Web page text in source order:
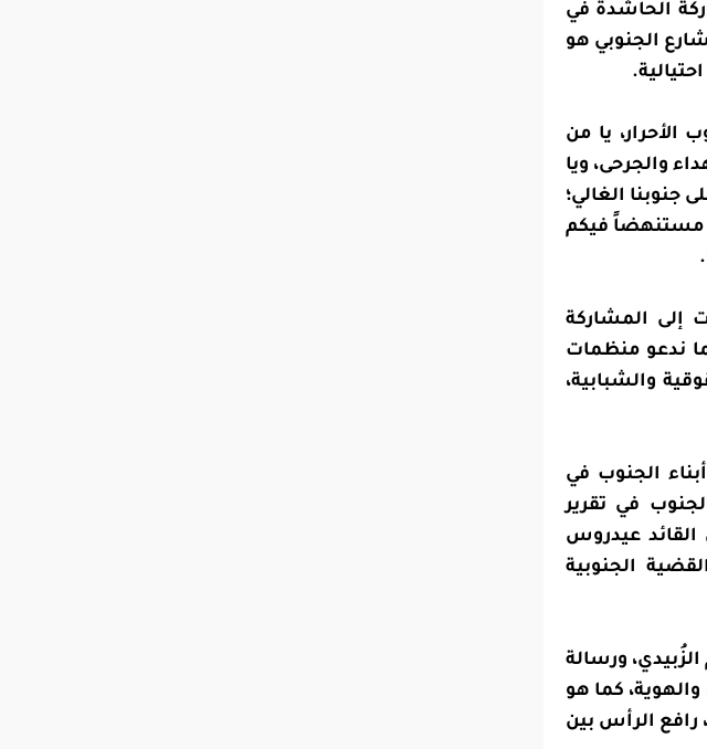
الحاشدة في
الجنوبي هو
الأحرار، يا من
والجرحى، ويا
جنوبنا الغالي؛
مستنهضاً فيكم
إلى المشاركة
ندعو منظمات
والشبابية،
الجنوب في
في تقرير
القائد عيدروس
الجنوبية
ورسالة
كما هو
رافع الرأس بين